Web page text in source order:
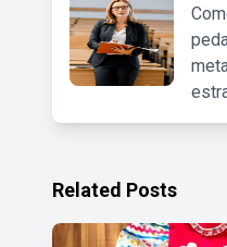
Related Posts